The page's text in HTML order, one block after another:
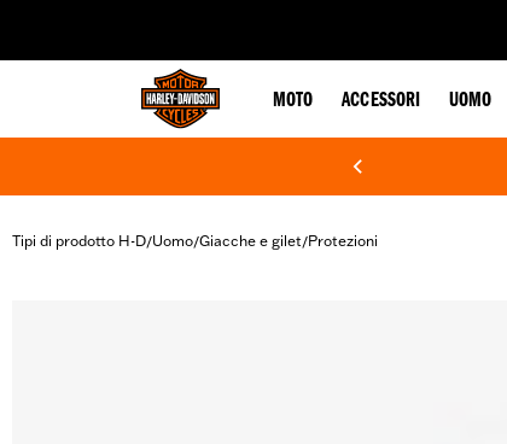
MOTO ACCESSORI UOMO
Tipi di prodotto H-D/Uomo/Giacche e gilet/Protezioni